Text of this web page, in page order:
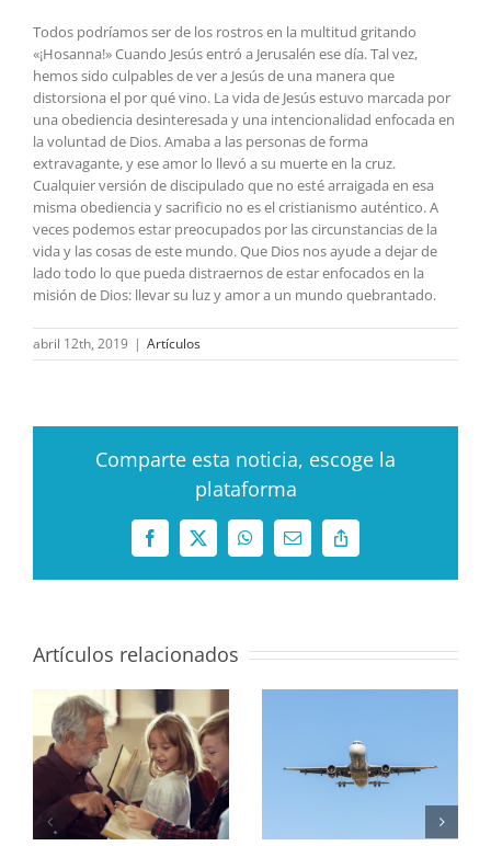
Todos podríamos ser de los rostros en la multitud gritando
«¡Hosanna!» Cuando Jesús entró a Jerusalén ese día. Tal vez,
hemos sido culpables de ver a Jesús de una manera que
distorsiona el por qué vino. La vida de Jesús estuvo marcada por
una obediencia desinteresada y una intencionalidad enfocada en
la voluntad de Dios. Amaba a las personas de forma
extravagante, y ese amor lo llevó a su muerte en la cruz.
Cualquier versión de discipulado que no esté arraigada en esa
misma obediencia y sacrificio no es el cristianismo auténtico. A
veces podemos estar preocupados por las circunstancias de la
vida y las cosas de este mundo. Que Dios nos ayude a dejar de
lado todo lo que pueda distraernos de estar enfocados en la
misión de Dios: llevar su luz y amor a un mundo quebrantado.
abril 12th, 2019 | Artículos
Comparte esta noticia, escoge la
plataforma
Facebook
X WhatsAppCorreo
electrónico
Copy
Link
Artículos relacionados